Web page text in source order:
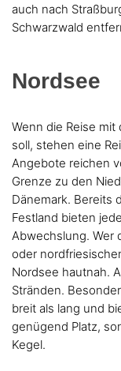
auch nach
Schwarzwald
Nordsee
Wenn die Reise mit
soll, stehen eine
Angebote reichen
Grenze zu den
Dänemark. Bereits
Festland bieten
Abwechslung. Wer
oder
Nordsee hautnah.
Stränden.
breit als lang und
genügend Platz,
Kegel.